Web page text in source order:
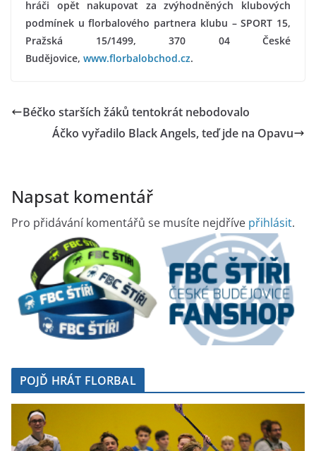
hráči opět nakupovat za zvýhodněných klubových
podmínek u florbalového partnera klubu – SPORT 15,
Pražská 15/1499, 370 04 České
Budějovice, www.florbalobchod.cz.
Béčko starších žáků tentokrát nebodovalo
Áčko vyřadilo Black Angels, teď jde na Opavu
Napsat komentář
Pro přidávání komentářů se musíte nejdříve přihlásit.
POJĎ HRÁT FLORBAL